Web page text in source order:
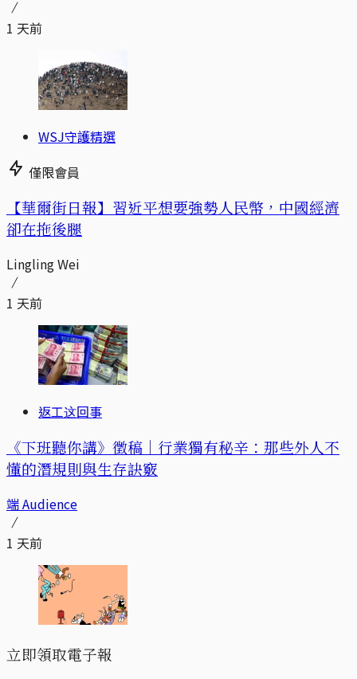
1 天前
WSJ守護精選
僅限會員
【華爾街日報】習近平想要強勢人民幣，中國經濟
卻在拖後腿
Lingling Wei
1 天前
返工这回事
《下班聽你講》徵稿｜行業獨有秘辛：那些外人不
懂的潛規則與生存訣竅
端 Audience
1 天前
立即領取電子報